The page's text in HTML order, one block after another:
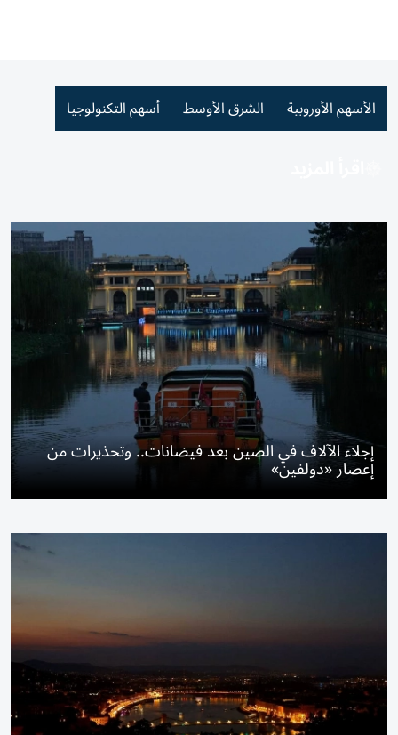
الأسهم الأوروبية الشرق الأوسط أسهم التكنولوجيا
إجلاء الآلاف في الصين بعد فيضانات.. وتحذيرات من
إعصار «دولفين»